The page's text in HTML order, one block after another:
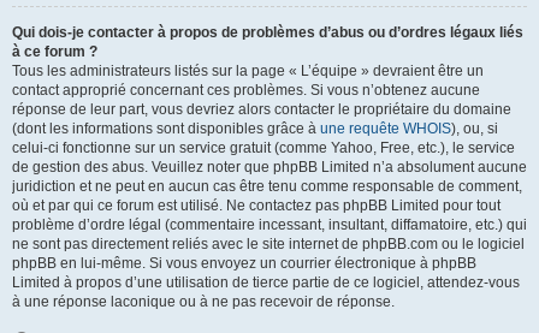
Qui dois-je contacter à propos de problèmes d’abus ou d’ordres légaux liés
à ce forum ?
Tous les administrateurs listés sur la page « L’équipe » devraient être un
contact approprié concernant ces problèmes. Si vous n’obtenez aucune
réponse de leur part, vous devriez alors contacter le propriétaire du domaine
(dont les informations sont disponibles grâce à une requête WHOIS), ou, si
celui-ci fonctionne sur un service gratuit (comme Yahoo, Free, etc.), le service
de gestion des abus. Veuillez noter que phpBB Limited n’a absolument aucune
juridiction et ne peut en aucun cas être tenu comme responsable de comment,
où et par qui ce forum est utilisé. Ne contactez pas phpBB Limited pour tout
problème d’ordre légal (commentaire incessant, insultant, diffamatoire, etc.) qui
ne sont pas directement reliés avec le site internet de phpBB.com ou le logiciel
phpBB en lui-même. Si vous envoyez un courrier électronique à phpBB
Limited à propos d’une utilisation de tierce partie de ce logiciel, attendez-vous
à une réponse laconique ou à ne pas recevoir de réponse.